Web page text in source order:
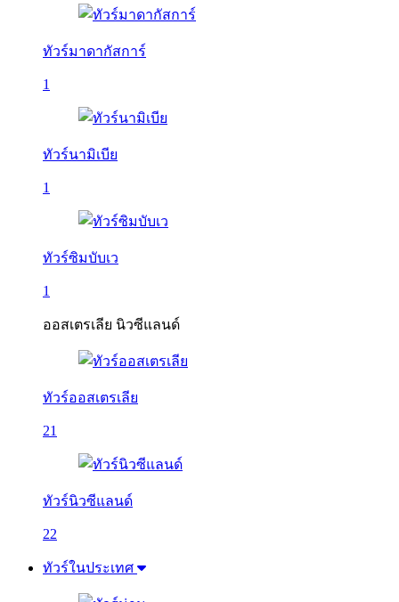
ทัวร์มาดากัสการ์
1
ทัวร์นามิเบีย
1
ทัวร์ซิมบับเว
1
ออสเตรเลีย นิวซีแลนด์
ทัวร์ออสเตรเลีย
21
ทัวร์นิวซีแลนด์
22
ทัวร์ในประเทศ